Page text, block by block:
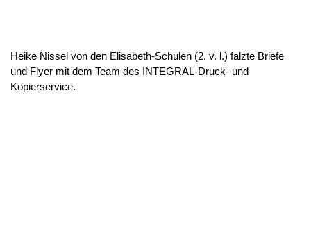
Heike Nissel von den Elisabeth-Schulen (2. v. l.) falzte Briefe
und Flyer mit dem Team des INTEGRAL-Druck- und
Kopierservice.